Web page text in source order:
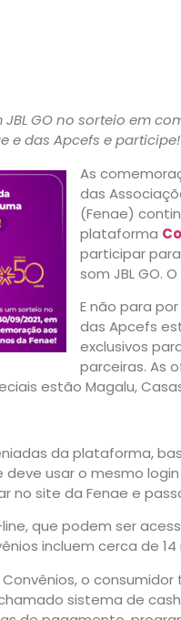
GO no sorteio em
e das Apcefs e participe!
As
das
(Fenae)
plataforma
participar
som JBL GO.
E não para
das Apcefs
exclusivos
parceiras. As
estão Magalu, Casas
da plataforma,
deve usar o mesmo
no site da Fenae e
que podem ser
incluem cerca de
o
sistema de